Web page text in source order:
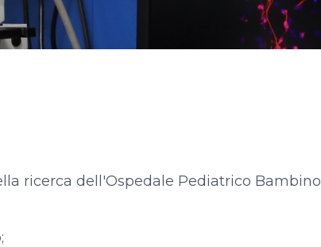
ricerca dell'Ospedale Pediatrico Bambino